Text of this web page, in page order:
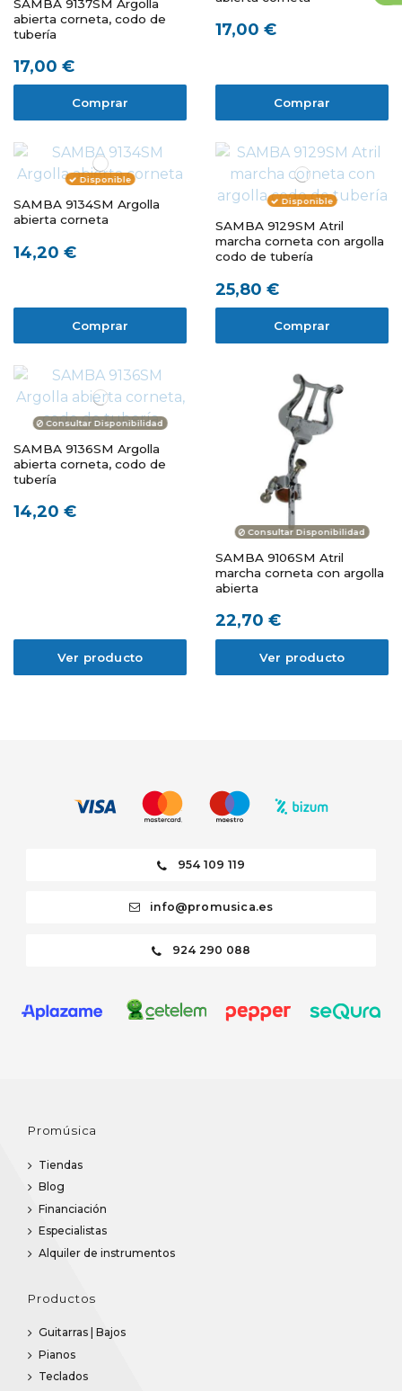
SAMBA 9137SM Argolla
abierta corneta, codo de
tubería
17,00 €
Comprar
17,00 €
Comprar
Disponible
SAMBA 9134SM Argolla
abierta corneta
14,20 €
Comprar
Disponible
SAMBA 9129SM Atril
marcha corneta con argolla
codo de tubería
25,80 €
Comprar
Consultar Disponibilidad
SAMBA 9136SM Argolla
abierta corneta, codo de
tubería
14,20 €
Ver producto
Consultar Disponibilidad
SAMBA 9106SM Atril
marcha corneta con argolla
abierta
22,70 €
Ver producto
954 109 119
info@promusica.es
924 290 088
Promúsica
Tiendas
Blog
Financiación
Especialistas
Alquiler de instrumentos
Productos
Guitarras | Bajos
Pianos
Teclados